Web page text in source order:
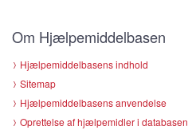
Om Hjælpemiddelbasen
Hjælpemiddelbasens indhold
Sitemap
Hjælpemiddelbasens anvendelse
Oprettelse af hjælpemidler i databasen